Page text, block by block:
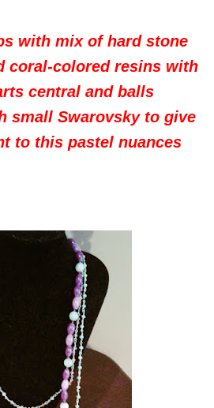
with mix of hard stone
coral-colored resins with
central and balls
small Swarovsky to give
to this pastel nuances